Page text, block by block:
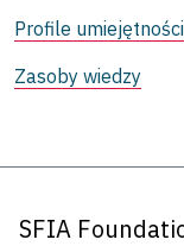
Profile
Zasoby wiedzy
SFIA